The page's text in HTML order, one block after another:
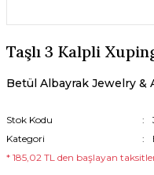
Taşlı 3 Kalpli
Betül Albayrak Jewelry &
Stok Kodu
Kategori
* 185,02 TL den başlayan